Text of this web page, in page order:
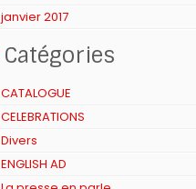
janvier 2017
Catégories
CATALOGUE
CELEBRATIONS
Divers
ENGLISH AD